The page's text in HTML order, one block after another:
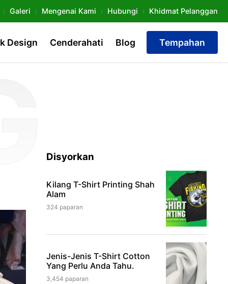
Galeri Mengenai Kami Hubungi Khidmat Pelanggan
Design Cenderahati Blog Tempahan
Disyorkan
Kilang T-Shirt Printing Shah
Alam
324 paparan
Jenis-Jenis T-Shirt Cotton
Yang Perlu Anda Tahu.
3,454 paparan